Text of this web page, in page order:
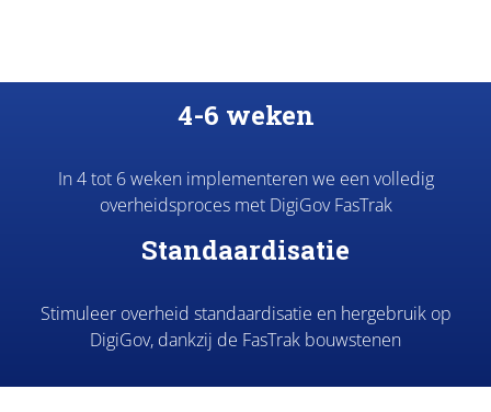
4-6 weken
In 4 tot 6 weken implementeren we een volledig
overheidsproces met DigiGov FasTrak
Standaardisatie
Stimuleer overheid standaardisatie en hergebruik op
DigiGov, dankzij de FasTrak bouwstenen